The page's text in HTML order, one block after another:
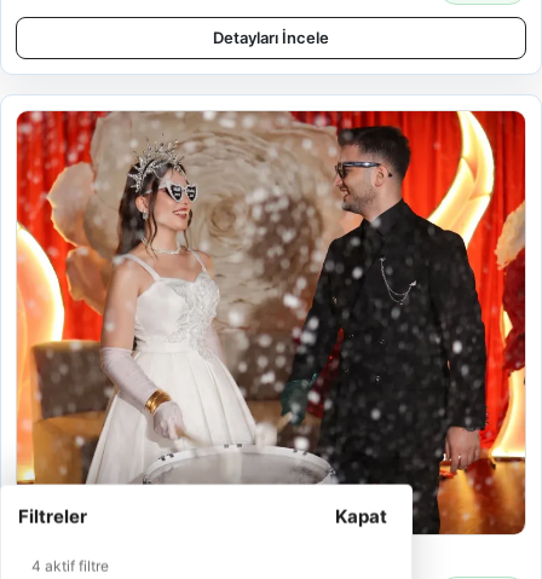
Filtreler Kapat
4 aktif filtre
Detayları İncele